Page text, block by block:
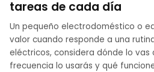
tareas de cada día
Un pequeño electrodoméstico o
valor cuando responde a una
eléctricos, considera dónde lo vas
frecuencia lo usarás y qué